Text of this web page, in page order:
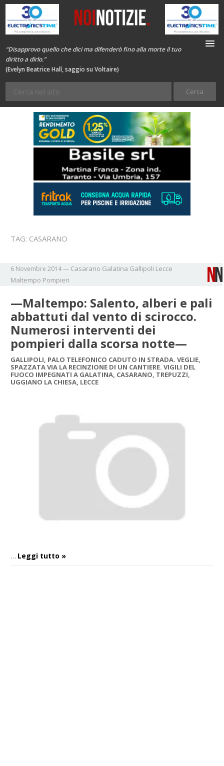
“Disapprovo quello che dici ma difenderò fino alla morte il tuo
diritto a dirlo.”
(Evelyn Beatrice Hall, saggio su Voltaire)
TAG: CASARANO
6 Novembre 2014— Casarano Galatina Gallipoli Lecce
Maltempo Pompieri
—Maltempo: Salento, alberi e pali
abbattuti dal vento di scirocco.
Numerosi interventi dei
pompieri dalla scorsa notte—
GALLIPOLI, PALO TELEFONICO CADUTO IN STRADA. VEGLIE,
SPAZZATA VIA LA RECINZIONE DI UN CANTIERE. VIGILI DEL
FUOCO IMPEGNATI A GALATINA, CASARANO, TREPUZZI,
UGGIANO LA CHIESA, LECCE
… Leggi tutto »